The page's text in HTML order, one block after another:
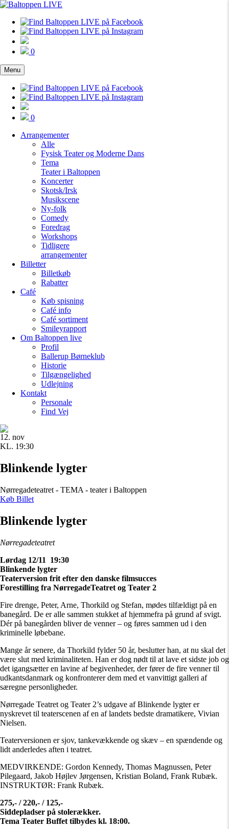
0
Menu
0
Arrangementer
Alle
Fysisk Teater og Moderne Dans
Tema
Teater i Baltoppen
Koncerter
Skotsk/Irsk
Musikscene
Ny-folk
Comedy
Foredrag
Workshops
Tidligere
arrangementer
Billetter
Billetkøb
Rabatter
Café
Køb spisning
Café info
Café sortiment
Smileyrapport
Om Baltoppen live
Profil
Ballerup Børneklub
Historie
Tilgængelighed
Udlejning
Kontakt
Personale
Find Vej
12. nov
KL. 19:30
Blinkende lygter
Nørregadeteatret - TEMA - teater i Baltoppen
Køb Billet
Blinkende lygter
Nørregadeteatret
Lørdag 12/11 19:30
Blinkende lygter
Teaterversion frit efter den danske filmsucces
Forestilling fra NørregadeTeatret og Teater 2
Fire drenge, Peter, Arne, Thorkild og Stefan, mødes tilfældigt på en
banegård. De er alle sammen stukket af hjemmefra på grund af svigt.
Dér på banegården bliver de venner – og føres sammen ud i den
kriminelle løbebane.
Mange år senere, da Thorkild fylder 50 år, beslutter han, at nu skal det
være slut med kriminaliteten. Han er dog nødt til at lave et sidste job og
det igangsætter en lavine af begivenheder, der fører de fire venner til
udkantsdanmark og konfronterer dem med et vanvittigt galleri af
særegne personligheder.
Nørregade Teatret og Teater 2’s udgave af Blinkende lygter er
nyskrevet til teaterscenen af en af landets bedste dramatikere, Vivian
Nielsen.
Teaterversionen er sjov, tankevækkende og skæv – en spændende og
lidt anderledes aften i teatret.
MEDVIRKENDE: Gordon Kennedy, Thomas Magnussen, Peter
Pilegaard, Jakob Højlev Jørgensen, Kristian Boland, Frank Rubæk.
INSTRUKTØR: Frank Rubæk.
275,- / 220,- / 125,-
Siddepladser på stolerækker.
Tema Teater Buffet tilbydes kl. 18:00.